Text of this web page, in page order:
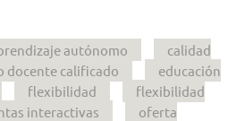
autónomo
calidad
docente calificado
educación
flexibilidad
flexibilidad
interactivas
oferta